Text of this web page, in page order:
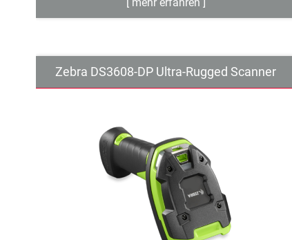
Zebra DS3608-DP Ultra-Rugged Scanner